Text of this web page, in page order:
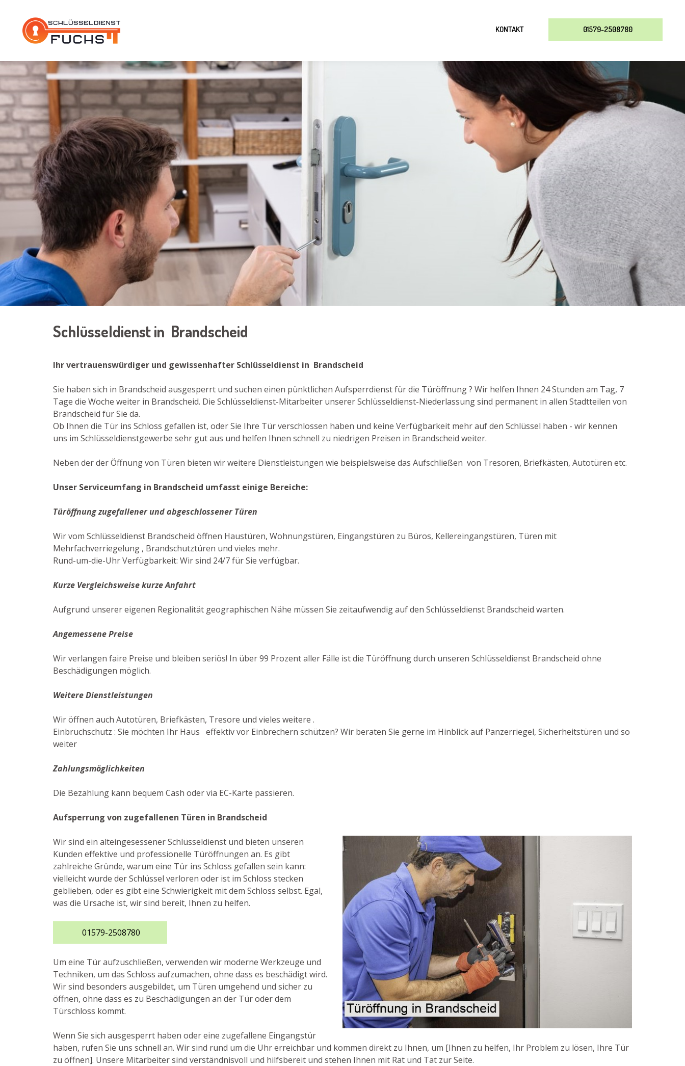
KONTAKT 01579-2508780
Schlüsseldienst in Brandscheid
Ihr vertrauenswürdiger und gewissenhafter Schlüsseldienst in Brandscheid
Sie haben sich in Brandscheid ausgesperrt und suchen einen pünktlichen Aufsperrdienst für die Türöffnung ? Wir helfen Ihnen 24 Stunden am Tag, 7
Tage die Woche weiter in Brandscheid. Die Schlüsseldienst-Mitarbeiter unserer Schlüsseldienst-Niederlassung sind permanent in allen Stadtteilen von
Brandscheid für Sie da.
Ob Ihnen die Tür ins Schloss gefallen ist, oder Sie Ihre Tür verschlossen haben und keine Verfügbarkeit mehr auf den Schlüssel haben - wir kennen
uns im Schlüsseldienstgewerbe sehr gut aus und helfen Ihnen schnell zu niedrigen Preisen in Brandscheid weiter.
Neben der der Öffnung von Türen bieten wir weitere Dienstleistungen wie beispielsweise das Aufschließen von Tresoren, Briefkästen, Autotüren etc.
Unser Serviceumfang in Brandscheid umfasst einige Bereiche:
Türöffnung zugefallener und abgeschlossener Türen
Wir vom Schlüsseldienst Brandscheid öffnen Haustüren, Wohnungstüren, Eingangstüren zu Büros, Kellereingangstüren, Türen mit
Mehrfachverriegelung , Brandschutztüren und vieles mehr.
Rund-um-die-Uhr Verfügbarkeit: Wir sind 24/7 für Sie verfügbar.
Kurze Vergleichsweise kurze Anfahrt
Aufgrund unserer eigenen Regionalität geographischen Nähe müssen Sie zeitaufwendig auf den Schlüsseldienst Brandscheid warten.
Angemessene Preise
Wir verlangen faire Preise und bleiben seriös! In über 99 Prozent aller Fälle ist die Türöffnung durch unseren Schlüsseldienst Brandscheid ohne
Beschädigungen möglich.
Weitere Dienstleistungen
Wir öffnen auch Autotüren, Briefkästen, Tresore und vieles weitere .
Einbruchschutz : Sie möchten Ihr Haus effektiv vor Einbrechern schützen? Wir beraten Sie gerne im Hinblick auf Panzerriegel, Sicherheitstüren und so
weiter
Zahlungsmöglichkeiten
Die Bezahlung kann bequem Cash oder via EC-Karte passieren.
Aufsperrung von zugefallenen Türen in Brandscheid
Wir sind ein alteingesessener Schlüsseldienst und bieten unseren
Kunden effektive und professionelle Türöffnungen an. Es gibt
zahlreiche Gründe, warum eine Tür ins Schloss gefallen sein kann:
vielleicht wurde der Schlüssel verloren oder ist im Schloss stecken
geblieben, oder es gibt eine Schwierigkeit mit dem Schloss selbst. Egal,
was die Ursache ist, wir sind bereit, Ihnen zu helfen.
01579-2508780
Um eine Tür aufzuschließen, verwenden wir moderne Werkzeuge und
Techniken, um das Schloss aufzumachen, ohne dass es beschädigt wird.
Wir sind besonders ausgebildet, um Türen umgehend und sicher zu
öffnen, ohne dass es zu Beschädigungen an der Tür oder dem
Türschloss kommt.
Wenn Sie sich ausgesperrt haben oder eine zugefallene Eingangstür
haben, rufen Sie uns schnell an. Wir sind rund um die Uhr erreichbar und kommen direkt zu Ihnen, um [Ihnen zu helfen, Ihr Problem zu lösen, Ihre Tür
zu öffnen]. Unsere Mitarbeiter sind verständnisvoll und hilfsbereit und stehen Ihnen mit Rat und Tat zur Seite.